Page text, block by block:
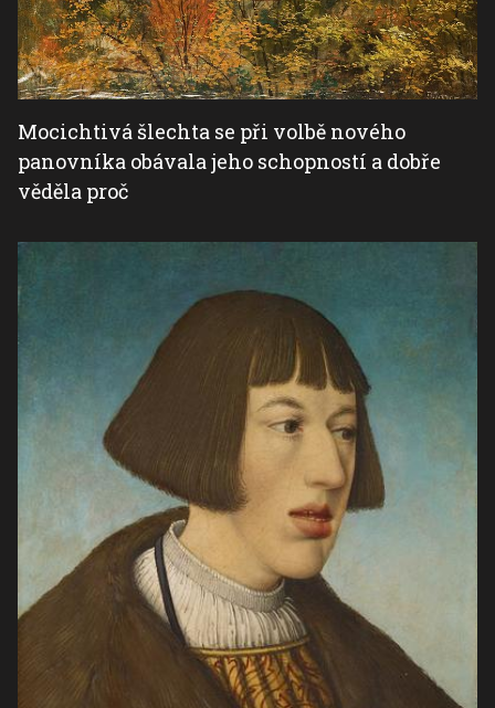
Mocichtivá šlechta se při volbě nového
panovníka obávala jeho schopností a dobře
věděla proč